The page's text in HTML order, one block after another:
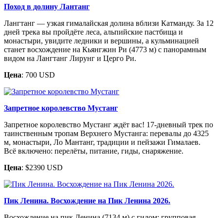
Поход в долину Лантанг
Лангтанг — узкая гималайская долина вблизи Катманду. За 12
дней трека вы пройдёте леса, альпийские пастбища и
монастыри, увидите ледники и вершины, а кульминацией
станет восхождение на Кьянгжин Ри (4773 м) с панорамным
видом на Лангтанг Лирунг и Церго Ри.
Цена: 700 USD
Запретное королевство Мустанг
Запретное королевство Мустанг ждёт вас! 17-дневный трек по
таинственным тропам Верхнего Мустанга: перевалы до 4325
м, монастыри, Ло Мантанг, традиции и пейзажи Гималаев.
Всё включено: перелёты, питание, гиды, снаряжение.
Цена: $2390 USD
Пик Ленина. Восхождение на Пик Ленина 2026.